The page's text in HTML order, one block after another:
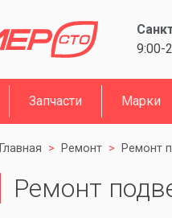
9:00-
Запчасти Марки
Главная Ремонт Ремонт
Ремонт